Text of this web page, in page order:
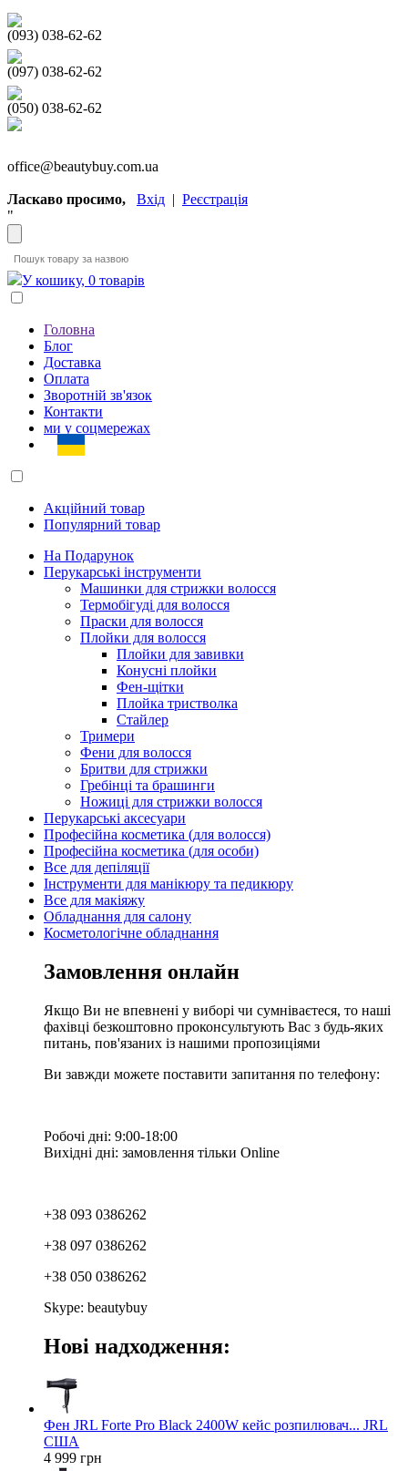
(093) 038-62-62
(097) 038-62-62
(050) 038-62-62
office@beautybuy.com.ua
Ласкаво просимо, Вхід | Реєстрація
"
У кошику, 0 товарів
Головна
Блог
Доставка
Оплата
Зворотній зв'язок
Контакти
ми у соцмережах
Акційний товар
Популярний товар
На Подарунок
Перукарські інструменти
Машинки для стрижки волосся
Термобігуді для волосся
Праски для волосся
Плойки для волосся
Плойки для завивки
Конусні плойки
Фен-щітки
Плойка тристволка
Стайлер
Тримери
Фени для волосся
Бритви для стрижки
Гребінці та брашинги
Ножиці для стрижки волосся
Перукарські аксесуари
Професійна косметика (для волосся)
Професійна косметика (для особи)
Все для депіляції
Інструменти для манікюру та педикюру
Все для макіяжу
Обладнання для салону
Косметологічне обладнання
Замовлення онлайн
Якщо Ви не впевнені у виборі чи сумніваєтеся, то наші
фахівці безкоштовно проконсультують Вас з будь-яких
питань, пов'язаних із нашими пропозиціями
Ви завжди можете поставити запитання по телефону:
Робочі дні: 9:00-18:00
Вихідні дні: замовлення тільки Online
+38 093 0386262
+38 097 0386262
+38 050 0386262
Skype: beautybuy
Нові надходження:
Фен JRL Forte Pro Black 2400W кейс розпилювач... JRL
США
4 999 грн